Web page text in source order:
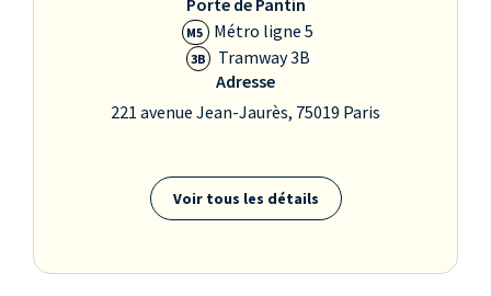
Porte de Pantin
M5 Métro ligne 5
3B
Tramway 3B
Adresse
221 avenue Jean-Jaurès, 75019 Paris
Voir tous les détails